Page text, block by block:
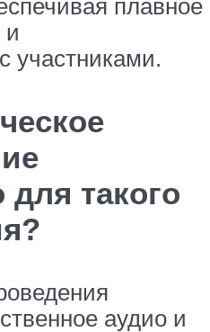
плавное
и
участниками.
такого
аудио и